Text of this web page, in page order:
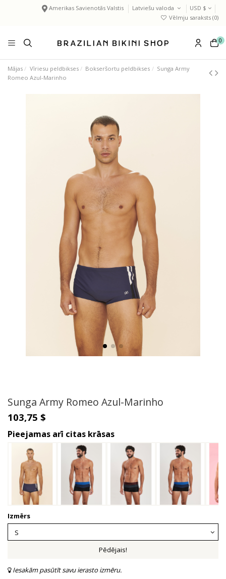
Amerikas Savienotās Valstis Latviešu valoda
USD $
Vēlmju saraksts (0)
0
Mājas Vīriesu peldbikses Bokseršortu peldbikses
Sunga Army
Romeo Azul-Marinho
Sunga Army Romeo Azul-Marinho
103,75 $
Pieejamas arī citas krāsas
Izmērs
Pēdējais!
Iesakām pasūtīt savu ierasto izmēru.